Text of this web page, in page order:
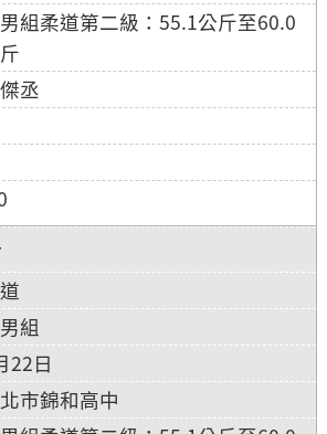
組柔道第二級：55.1公斤至60.0
丞
組
22日
市錦和高中